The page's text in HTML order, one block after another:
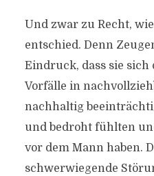
Und zwar zu Recht,
entschied. Denn
Eindruck, dass sie
Vorfälle in
nachhaltig
und bedroht fühlten
vor dem Mann haben.
schwerwiegende